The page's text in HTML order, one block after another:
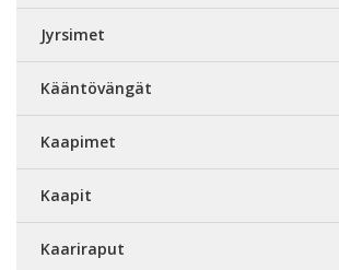
Jyrsimet
Kääntövängät
Kaapimet
Kaapit
Kaariraput